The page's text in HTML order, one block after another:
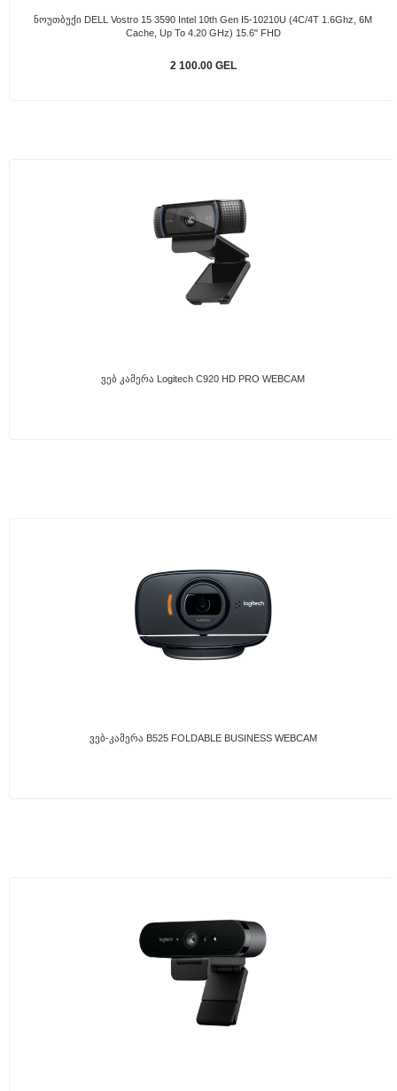
Ნოუთბუქი DELL Vostro 15 3590 Intel 10th Gen I5-10210U (4C/4T 1.6Ghz, 6M
Cache, Up To 4.20 GHz) 15.6" FHD
2 100.00 GEL
Ვებ Კამერა Logitech C920 HD PRO WEBCAM
Ვებ-Კამერა B525 FOLDABLE BUSINESS WEBCAM